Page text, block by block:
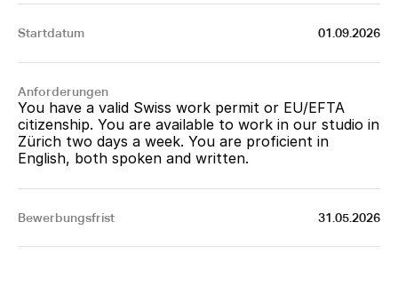
Startdatum 01.09.2026
Anforderungen
You have a valid Swiss work permit or EU/EFTA
citizenship. You are available to work in our studio in
Zürich two days a week. You are proficient in
English, both spoken and written.
Bewerbungsfrist 31.05.2026